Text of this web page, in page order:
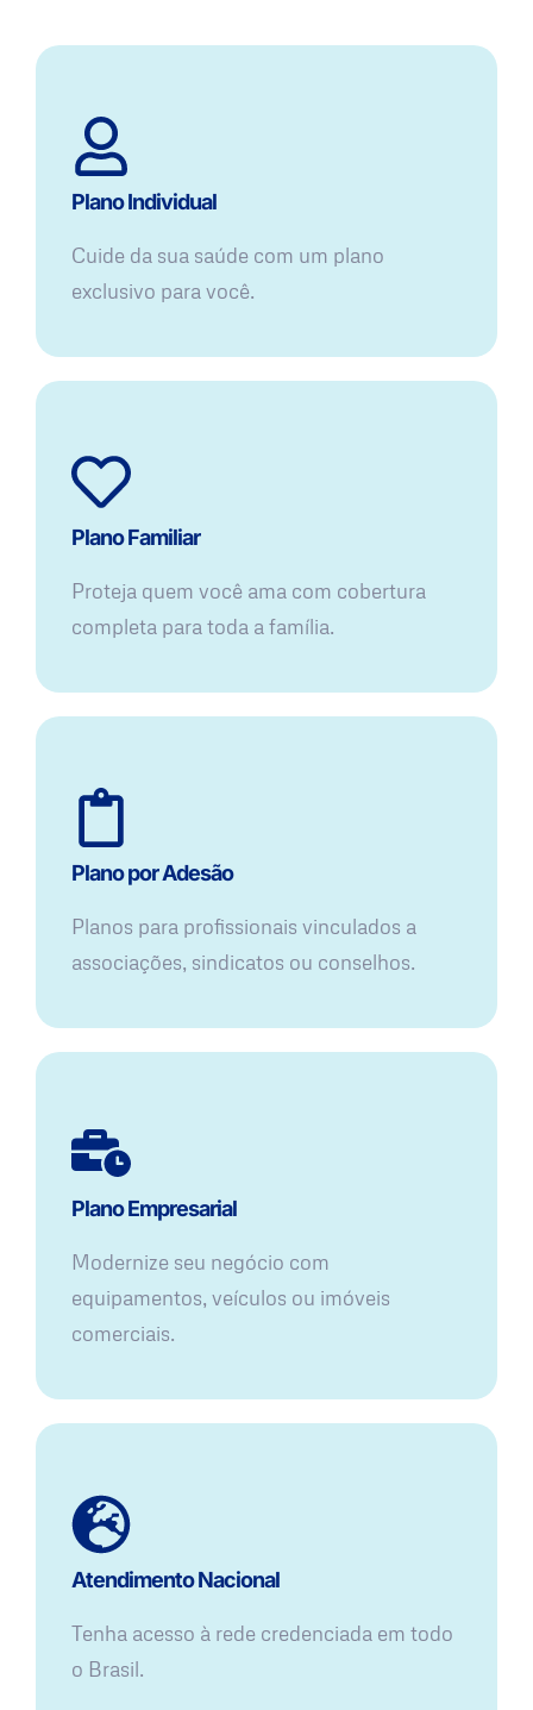
Plano Individual
Cuide da sua saúde com um plano
exclusivo para você.
Plano Familiar
Proteja quem você ama com cobertura
completa para toda a família.
Plano por Adesão
Planos para profissionais vinculados a
associações, sindicatos ou conselhos.
Plano Empresarial
Modernize seu negócio com
equipamentos, veículos ou imóveis
comerciais.
Atendimento Nacional
Tenha acesso à rede credenciada em todo
o Brasil.